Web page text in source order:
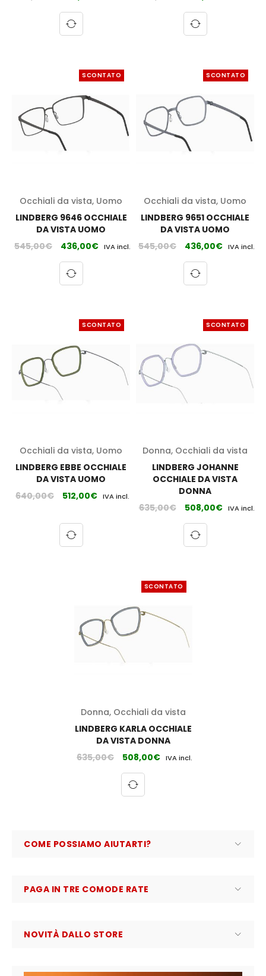
SCONTATO
Occhiali da vista, Uomo
LINDBERG 9646 OCCHIALE
DA VISTA UOMO
545,00€ 436,00€ IVA incl.
SCONTATO
Occhiali da vista, Uomo
LINDBERG 9651 OCCHIALE
DA VISTA UOMO
545,00€ 436,00€ IVA incl.
SCONTATO
Occhiali da vista, Uomo
LINDBERG EBBE OCCHIALE
DA VISTA UOMO
640,00€ 512,00€ IVA incl.
SCONTATO
Donna, Occhiali da vista
LINDBERG JOHANNE
OCCHIALE DA VISTA
DONNA
635,00€ 508,00€ IVA incl.
SCONTATO
Donna, Occhiali da vista
LINDBERG KARLA OCCHIALE
DA VISTA DONNA
635,00€ 508,00€ IVA incl.
COME POSSIAMO AIUTARTI?
PAGA IN TRE COMODE RATE
NOVITÀ DALLO STORE